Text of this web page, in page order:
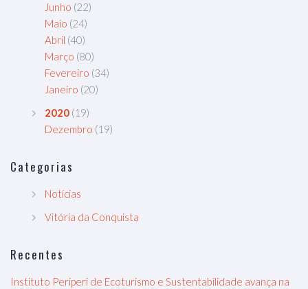
Junho (22)
Maio (24)
Abril (40)
Março (80)
Fevereiro (34)
Janeiro (20)
2020 (19)
Dezembro (19)
Categorias
Notícias
Vitória da Conquista
Recentes
Instituto Periperi de Ecoturismo e Sustentabilidade avança na